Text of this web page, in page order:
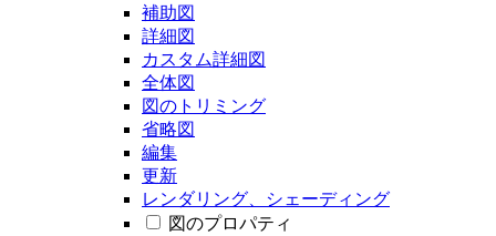
補助図
詳細図
カスタム詳細図
全体図
図のトリミング
省略図
編集
更新
レンダリング、シェーディング
図のプロパティ